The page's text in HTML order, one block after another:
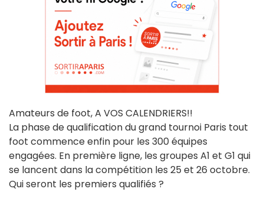
Amateurs de foot, A VOS CALENDRIERS!!
La phase de qualification du grand tournoi Paris tout
foot commence enfin pour les 300 équipes
engagées. En première ligne, les groupes A1 et G1 qui
se lancent dans la compétition les 25 et 26 octobre.
Qui seront les premiers qualifiés ?